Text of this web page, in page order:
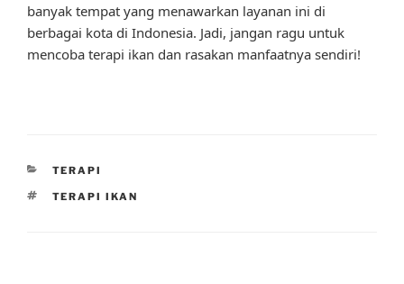
banyak tempat yang menawarkan layanan ini di
berbagai kota di Indonesia. Jadi, jangan ragu untuk
mencoba terapi ikan dan rasakan manfaatnya sendiri!
CATEGORIES
TERAPI
TAGS
TERAPI IKAN